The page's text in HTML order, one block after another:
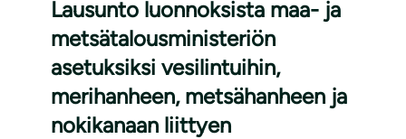
Lausunto luonnoksista maa- ja
metsätalousministeriön
asetuksiksi vesilintuihin,
merihanheen, metsähanheen ja
nokikanaan liittyen